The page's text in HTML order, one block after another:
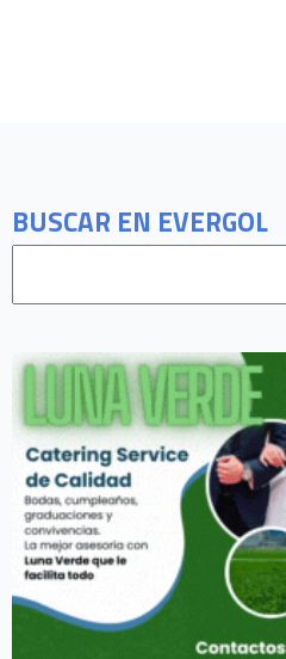
BUSCAR EN EVERGOL